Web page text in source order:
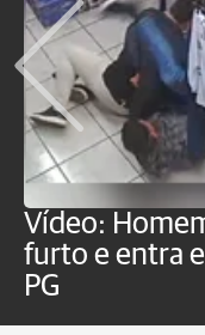
Vídeo:
furto e entra
PG